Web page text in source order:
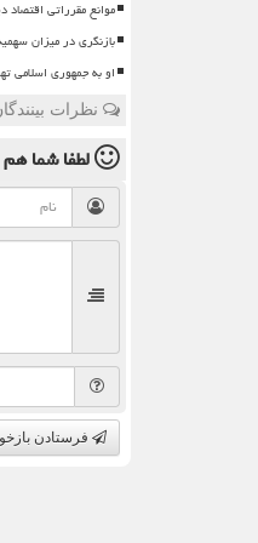
موانع مقرراتی اقتصاد
بازنگری در میزان
او به جمهوری اسلامی
نظرات
لطفا شما هم
فرستادن